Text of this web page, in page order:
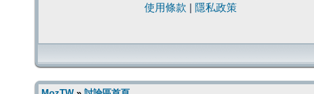
使用條款
隱私政策